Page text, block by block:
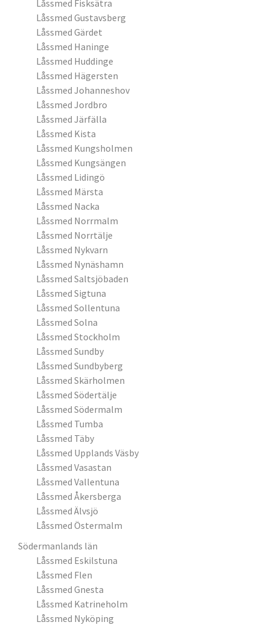
Låssmed Fisksätra
Låssmed Gustavsberg
Låssmed Gärdet
Låssmed Haninge
Låssmed Huddinge
Låssmed Hägersten
Låssmed Johanneshov
Låssmed Jordbro
Låssmed Järfälla
Låssmed Kista
Låssmed Kungsholmen
Låssmed Kungsängen
Låssmed Lidingö
Låssmed Märsta
Låssmed Nacka
Låssmed Norrmalm
Låssmed Norrtälje
Låssmed Nykvarn
Låssmed Nynäshamn
Låssmed Saltsjöbaden
Låssmed Sigtuna
Låssmed Sollentuna
Låssmed Solna
Låssmed Stockholm
Låssmed Sundby
Låssmed Sundbyberg
Låssmed Skärholmen
Låssmed Södertälje
Låssmed Södermalm
Låssmed Tumba
Låssmed Täby
Låssmed Upplands Väsby
Låssmed Vasastan
Låssmed Vallentuna
Låssmed Åkersberga
Låssmed Älvsjö
Låssmed Östermalm
Södermanlands län
Låssmed Eskilstuna
Låssmed Flen
Låssmed Gnesta
Låssmed Katrineholm
Låssmed Nyköping